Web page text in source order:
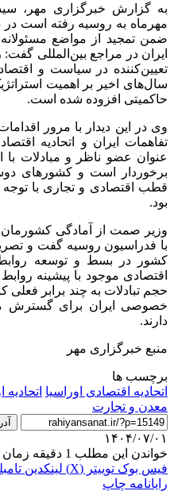
به گزارش خبرگزاری مهر،
مهرماه به روسیه رفته است در
ضمن تمجید از مواضع
ایران در مراجع بین‌المللی
تعیین‌کننده در سیاست و
سال‌های اخیر بر اهمیت
حاکمیتی افزوده شده است.
وی در این دیدار با مرور
تفاهمات ایران و اتحادیه
عنوان عضو ناظر و مبادلات با
برخوردار است و کشورهای
قطب اقتصادی و تجاری با
بود.
وزیر صمت از آمادگی کشورمان
با فدراسیون روسیه گفت و
کشور در بسط و توسعه
اقتصادی موجود با پیشینه
حجم تبادلات به چند برابر
خصوصی ایران برای گسترش
دارند.
منبع خبرگزاری مهر
برچسب ها
اتحادیه اقتصادی اوراسیا اتحادیه
معدن و تجارت
۱۴۰۴/۰۷/۰۱
خواندن این مطلب 1 دقیقه زمان میبرد
فیس بوک توییتر (X) لینکدین
رایانامه چاپ